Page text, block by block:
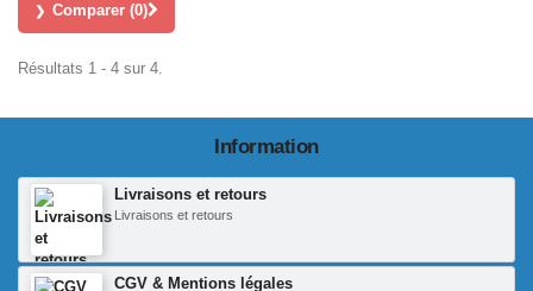
Comparer (0)
Résultats 1 - 4 sur 4.
Information
Livraisons et retours
Livraisons et retours
CGV & Mentions légales